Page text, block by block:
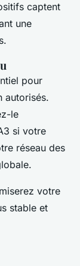
captent
une
pour
autorisés.
le
si votre
réseau des
votre
stable et